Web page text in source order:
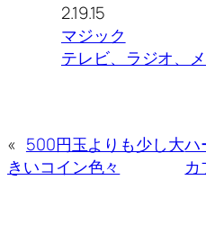
2.19.15
マジック
テレビ、ラジオ、
« 500円玉よりも少し大
きいコイン色々
ハ
カ